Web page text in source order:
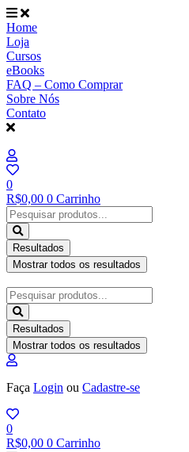
Ir
para
o
conteúdo
Home
Loja
Cursos
eBooks
FAQ – Como Comprar
Sobre Nós
Contato
0
R$0,00 0 Carrinho
Pesquisar
...
Resultados
Mostrar todos os resultados
Pesquisar
...
Resultados
Mostrar todos os resultados
Faça Login ou Cadastre-se
0
R$0,00 0 Carrinho